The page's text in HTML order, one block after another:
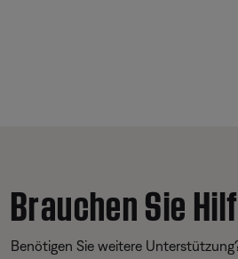
Brauchen Sie
Benötigen Sie weitere